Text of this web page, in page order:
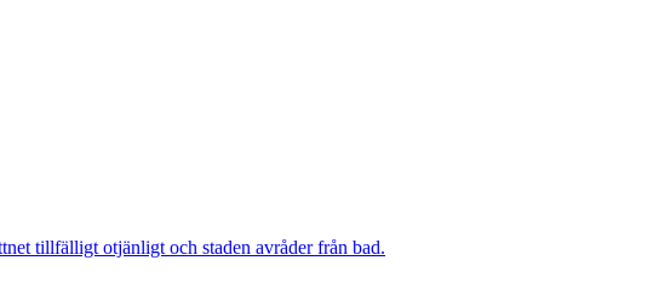
tillfälligt otjänligt och staden avråder från bad.